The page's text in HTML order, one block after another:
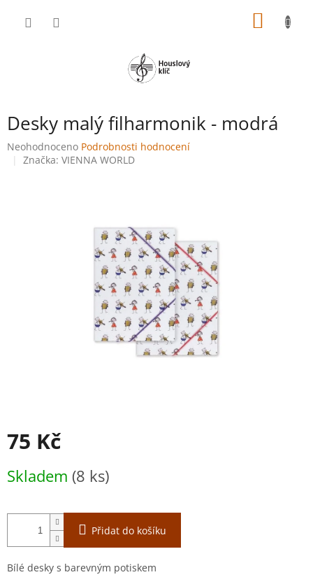
Desky malý filharmonik - modrá
Průměrné
hodnocení
Neohodnoceno Podrobnosti hodnocení
Značka: VIENNA WORLD
75 Kč
cena:
Skladem (8 ks)
Přidat do košíku
Bílé desky s barevným potiskem